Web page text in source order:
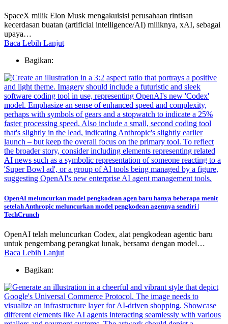
SpaceX milik Elon Musk mengakuisisi perusahaan rintisan
kecerdasan buatan (artificial intelligence/AI) miliknya, xAI, sebagai
upaya…
Baca Lebih Lanjut
Bagikan:
OpenAI meluncurkan model pengkodean agen baru hanya beberapa menit
setelah Anthropic meluncurkan model pengkodean agennya sendiri |
TechCrunch
OpenAI telah meluncurkan Codex, alat pengkodean agentic baru
untuk pengembang perangkat lunak, bersama dengan model…
Baca Lebih Lanjut
Bagikan: